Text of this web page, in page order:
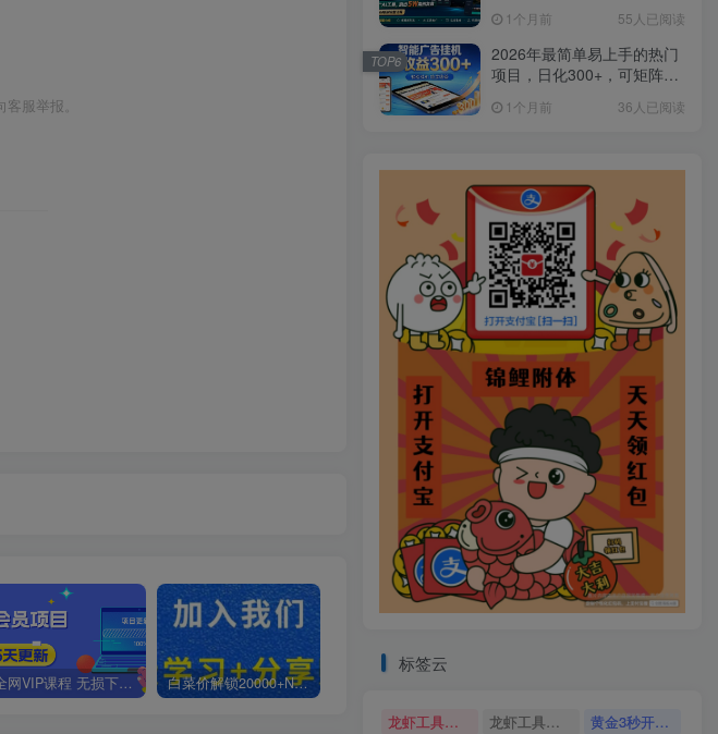
服举报。
全网VIP课程 无损下载~.~ 白菜价解锁20000+N个赚钱机会，加入轻创终点站会员，全站资源免费学习。
1个月前 55人已阅读
2026年最简单易上手的热门
项目，日化300+，可矩阵操
1个月前 36人已阅读
TOP6
标签云
龙虾工具完整部署教学图文视频理财多赛道AI变现 龙虾工具完整部署教学
黄金3秒开头与标题海报玩法六大运营硬核技能高效变现